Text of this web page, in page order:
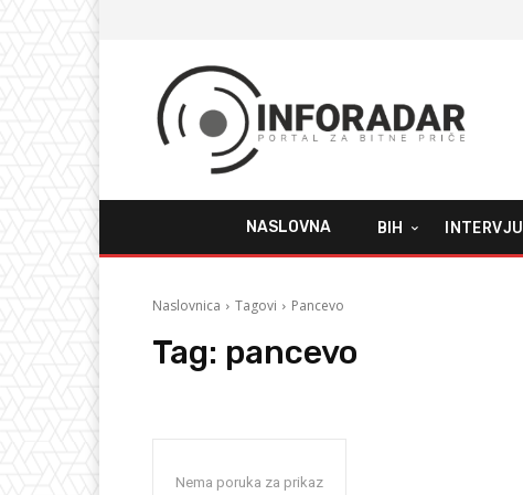
NASLOVNA BIH INTERVJU
Naslovnica Tagovi Pancevo
Tag: pancevo
Nema poruka za prikaz